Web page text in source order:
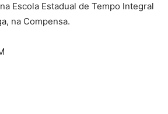
Escola Estadual de Tempo Integral
na Compensa.